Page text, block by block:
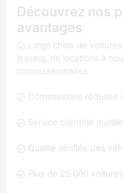
Découvrez nos
avantages
Large choix de
leasing, de locations à
concessionnaires
Commissions réduites
Service clientèle
Qualité vérifiée des
Plus de 25 000